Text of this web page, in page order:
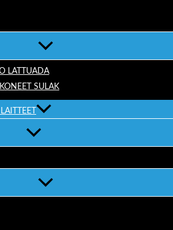
LATTUADA
SULAK